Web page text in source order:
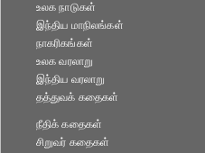
உலக நாடுகள்
இந்திய மாநிலங்கள்
நாகரிகங்கள்
உலக வரலாறு
இந்திய வரலாறு
தத்துவக் கதைகள்
நீதிக் கதைகள்
சிறுவர் கதைகள்